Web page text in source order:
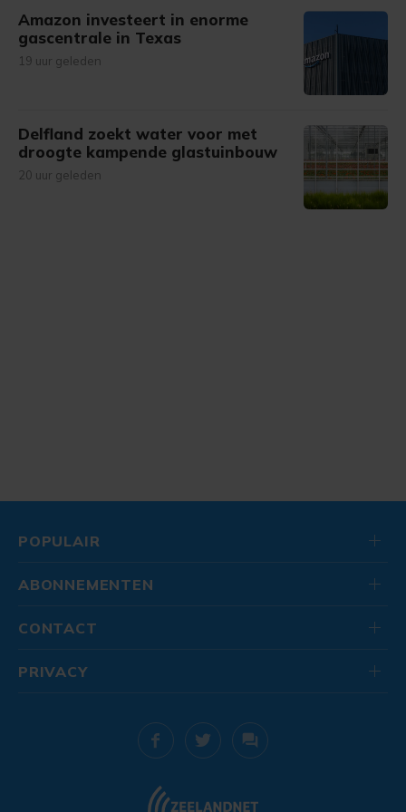
Amazon investeert in enorme
gascentrale in Texas
19 uur geleden
Delfland zoekt water voor met
droogte kampende glastuinbouw
20 uur geleden
POPULAIR
ABONNEMENTEN
CONTACT
PRIVACY